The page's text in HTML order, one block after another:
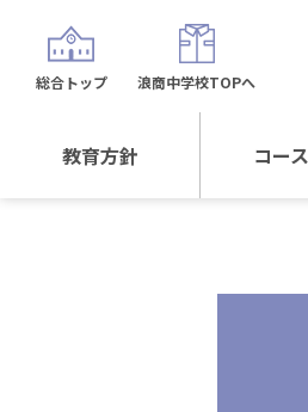
教育方針 コー
総合トップ 浪商中学校TOPへ